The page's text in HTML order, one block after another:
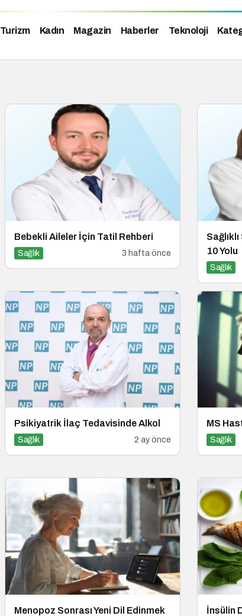
Turizm Kadın Magazin Haberler Teknoloji
Bebekli Aileler İçin Tatil Rehberi
Sağlık 3 hafta önce
10 Yolu
Sağlık
Psikiyatrik İlaç Tedavisinde Alkol
Sağlık 2 ay önce
MS
Sağlık
Menopoz Sonrası Yeni Dil Edinmek İnsülin